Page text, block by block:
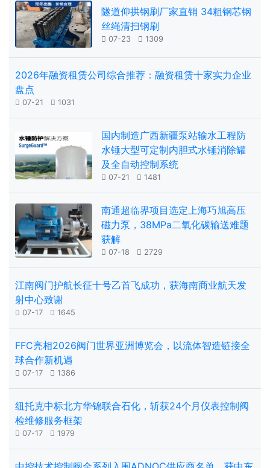
隧道仰拱钢刷厂家直销 34粗钢芯钢
丝绳清扫钢刷
 07-23  1309
2026年融资租赁公司综合推荐：融资租赁十家实力企业
盘点
 07-21  1031
国内制造广西新疆泵站输水工程防
水锤大型可定制内胆式水锤消除罐
及全自动控制系统
 07-21  1481
南通超临界项目选定上海巧旭高压
磁力泵，38MPa二氧化碳输送难题
获解
 07-18  2729
江南阀门护航长征十号乙首飞成功，获海南商业航天发
射中心致谢
 07-17  1645
FFC亮相2026阀门世界亚洲博览会，以流体智造链接全
球合作新机遇
 07-17  1386
纽托克中标北方华锦联合石化，斩获24个月仪表控制阀
检维修服务框架
 07-17  1979